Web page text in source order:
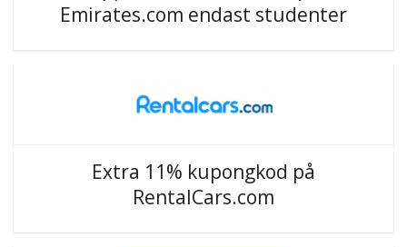
Emirates.com endast studenter
Extra 11% kupongkod på
RentalCars.com